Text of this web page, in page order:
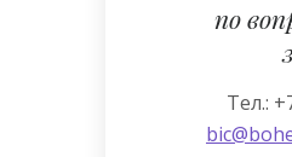
по
Тел.: